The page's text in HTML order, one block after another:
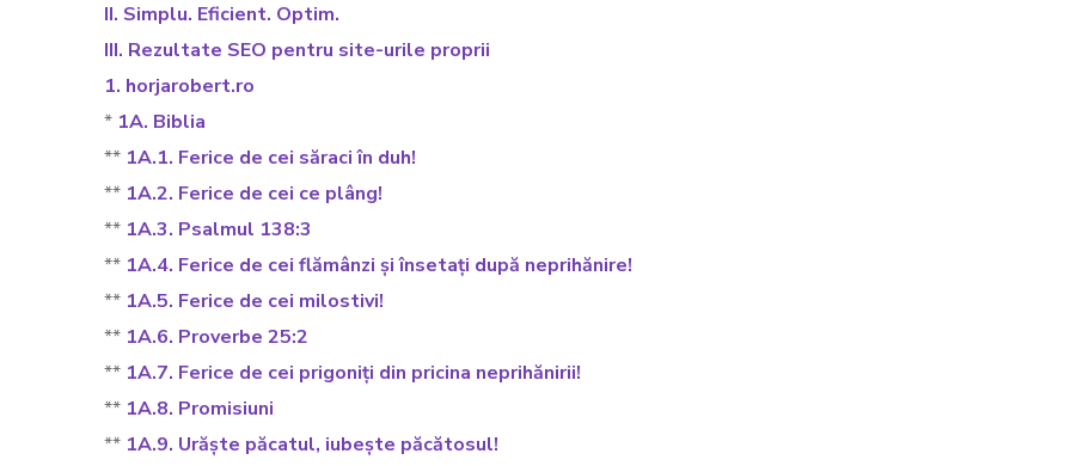
II. Simplu. Eficient. Optim.
III. Rezultate SEO pentru site-urile proprii
1. horjarobert.ro
* 1A. Biblia
** 1A.1. Ferice de cei săraci în duh!
** 1A.2. Ferice de cei ce plâng!
** 1A.3. Psalmul 138:3
** 1A.4. Ferice de cei flămânzi și însetați după neprihănire!
** 1A.5. Ferice de cei milostivi!
** 1A.6. Proverbe 25:2
** 1A.7. Ferice de cei prigoniți din pricina neprihănirii!
** 1A.8. Promisiuni
** 1A.9. Urăște păcatul, iubește păcătosul!